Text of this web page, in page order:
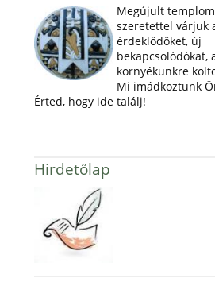
Megújult
szeretettel várjuk
érdeklődőket, új
bekapcsolódókat,
környékünkre
Mi imádkoztunk
Érted, hogy ide találj!
Hirdetőlap